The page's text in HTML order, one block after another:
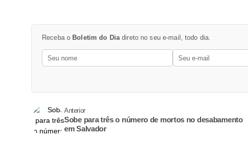
Receba o Boletim do Diadireto no seu e-mail, todo dia.
Anterior
Sobe para três o número de mortos no desabamento
em Salvador